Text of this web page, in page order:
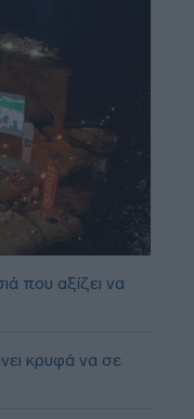
που αξίζει να
κρυφά να σε